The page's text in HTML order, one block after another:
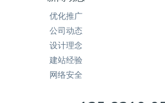
优化推广
公司动态
设计理念
建站经验
网络安全